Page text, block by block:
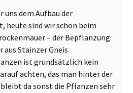
uns dem Aufbau der
heute sind wir schon beim
– der Bepflanzung.
aus Stainzer Gneis
ist grundsätzlich kein
achten, das man hinter der
da sonst die Pflanzen sehr